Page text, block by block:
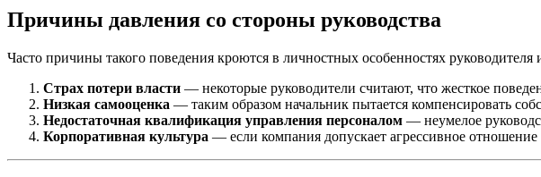
Причины давления со стороны руководства
Часто причины такого поведения кроются в личностных особенностях
Страх потери власти — некоторые руководители считают, что жесткое
Низкая самооценка — таким образом начальник пытается компенсировать
Недостаточная квалификация управления персоналом — неумелое
Корпоративная культура — если компания допускает агрессивное